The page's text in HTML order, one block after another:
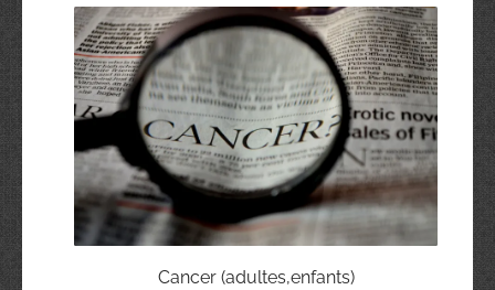
Cancer (adultes,enfants)